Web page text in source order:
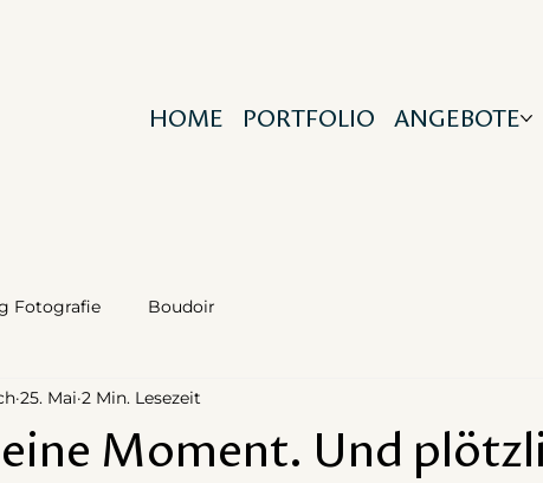
HOME PORTFOLIO ANGEBOTE
Fotografie Boudoir
Moment. Und
25. Mai 2 Min. Lesezeit